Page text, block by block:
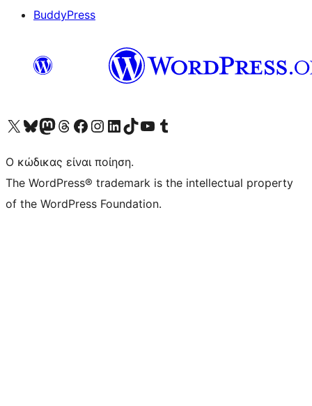
BuddyPress
Visit our X (formerly Twitter) account
Visit our Bluesky account
Επισκεφθείτε τον λογαριασμό μας στο Mastodon
Visit our Threads account
Επισκεφτείτε τη σελίδα μας στο Facebook
Επισκεφθείτε τον λογαριασμό μας Instagram
Επισκεφθείτε τον λογαριασμό μας LinkedIn
Visit our TikTok account
Visit our YouTube channel
Visit our Tumblr account
Ο κώδικας είναι ποίηση.
The WordPress® trademark is the intellectual property
of the WordPress Foundation.